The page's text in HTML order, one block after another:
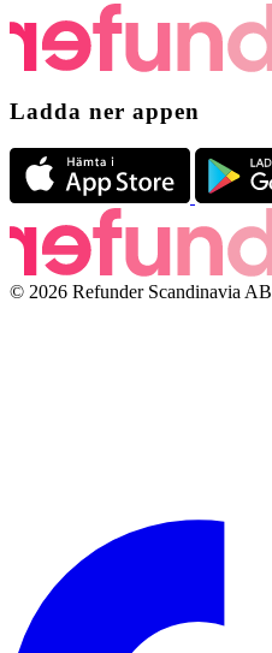
Ladda ner appen
© 2026 Refunder Scandinavia AB